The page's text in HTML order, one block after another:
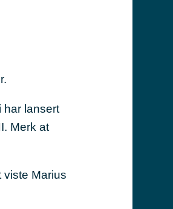
har lansert
Merk at
viste Marius